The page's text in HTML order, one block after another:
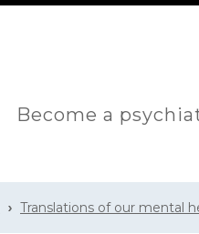
Become a
Translations of our mental